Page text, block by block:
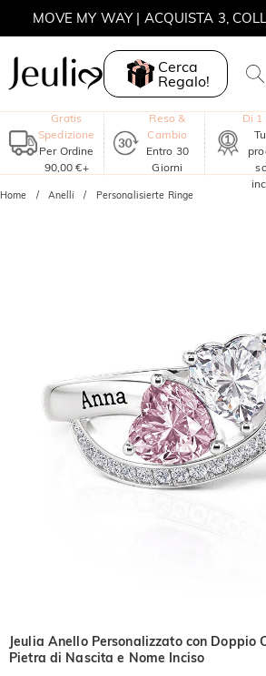
MOVE MY WAY | ACQUISTA 3,
Cerca
Regalo!
Gratis
Spedizione
Per Ordine
90,00 €+
Reso &
Cambio
Entro 30
Giorni
Di 1
Home Anelli Personalisierte Ringe
Jeulia Anello Personalizzato con Doppio
Pietra di Nascita e Nome Inciso